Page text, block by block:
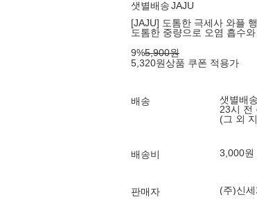
샛별배송JAJU
[JAJU] 도톰한 극세사 와플
도톰한 중량으로 오염 흡수
9%5,900원
5,320원상품 쿠폰 적용가
배송
샛별배
23시 전
(그 외
배송비 3,000원
판매자 (주)신